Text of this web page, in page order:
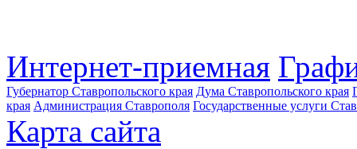
Интернет-приемная
Губернатор Ставропольского края Дума Ставропольского края
края Администрация Ставрополя Государственные услуги
Карта сайта